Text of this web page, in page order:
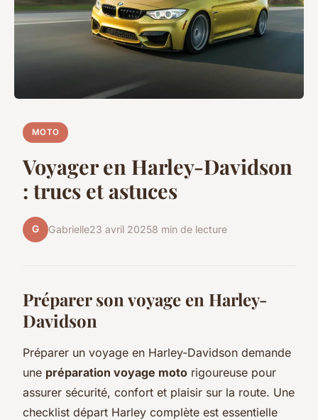
MOTO
Voyager en Harley-Davidson
: trucs et astuces
G Gabrielle23 avril 20258 min de lecture
Préparer son voyage en Harley-
Davidson
Préparer un voyage en Harley-Davidson demande
une préparation voyage moto rigoureuse pour
assurer sécurité, confort et plaisir sur la route. Une
checklist départ Harley complète est essentielle